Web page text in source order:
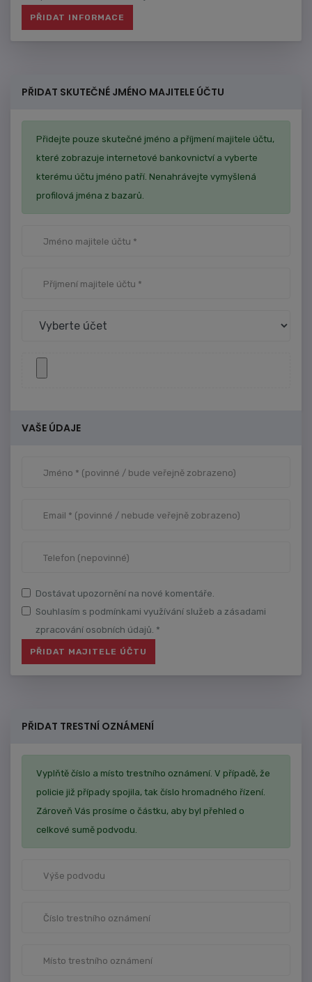
PŘIDAT SKUTEČNÉ JMÉNO MAJITELE ÚČTU
Přidejte pouze skutečné jméno a příjmení majitele účtu,
které zobrazuje internetové bankovnictví a vyberte
kterému účtu jméno patří. Nenahrávejte vymyšlená
profilová jména z bazarů.
VAŠE ÚDAJE
Dostávat upozornění na nové komentáře.
Souhlasím s podmínkami využívání služeb a zásadami
zpracování osobních údajů. *
PŘIDAT TRESTNÍ OZNÁMENÍ
Vyplňtě číslo a místo trestního oznámení. V případě, že
policie již případy spojila, tak číslo hromadného řízení.
Zároveň Vás prosíme o částku, aby byl přehled o
celkové sumě podvodu.